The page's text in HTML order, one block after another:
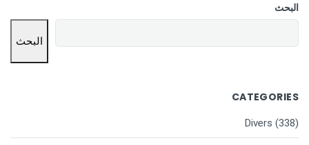
البحث
البحث
CATEGORIES
Divers (338)